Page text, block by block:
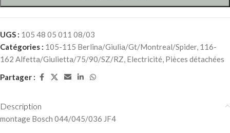
UGS : 105 48 05 011 08/03
Catégories : 105-115 Berlina/Giulia/Gt/Montreal/Spider, 116-
162 Alfetta/Giulietta/75/90/SZ/RZ, Electricité, Pièces détachées
Partager :
Description
montage Bosch 044/045/036 JF4